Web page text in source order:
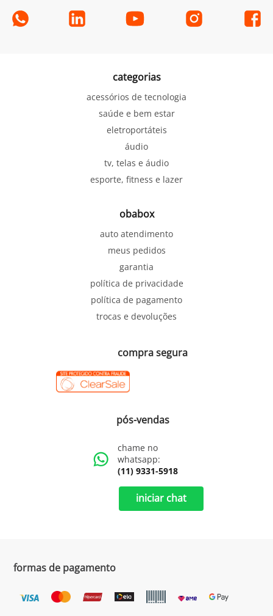
categorias
acessórios de tecnologia
saúde e bem estar
eletroportáteis
áudio
tv, telas e áudio
esporte, fitness e lazer
obabox
auto atendimento
meus pedidos
garantia
política de privacidade
política de pagamento
trocas e devoluções
compra segura
pós-vendas
chame no
whatsapp:
(11) 9331-5918
iniciar chat
formas de pagamento